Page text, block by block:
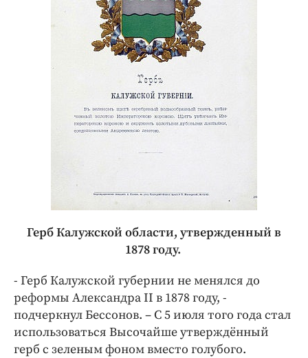
Герб Калужской области, утвержденный в
1878 году.
- Герб Калужской губернии не менялся до
реформы Александра II в 1878 году, -
подчеркнул Бессонов. – С 5 июля того года стал
использоваться Высочайше утверждённый
герб с зеленым фоном вместо голубого.